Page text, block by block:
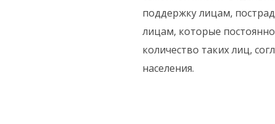
поддержку лицам,
лицам, которые
количество таких лиц,
населения.